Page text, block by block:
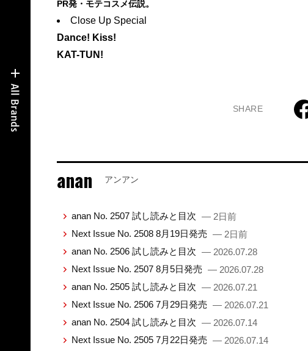
PR発・モテコスメ伝説。
Close Up Special
Dance! Kiss!
KAT-TUN!
SHARE
anan アンアン
anan No. 2507 試し読みと目次 — 2日前
Next Issue No. 2508 8月19日発売 — 2日前
anan No. 2506 試し読みと目次 — 2026.07.28
Next Issue No. 2507 8月5日発売 — 2026.07.28
anan No. 2505 試し読みと目次 — 2026.07.21
Next Issue No. 2506 7月29日発売 — 2026.07.21
anan No. 2504 試し読みと目次 — 2026.07.14
Next Issue No. 2505 7月22日発売 — 2026.07.14